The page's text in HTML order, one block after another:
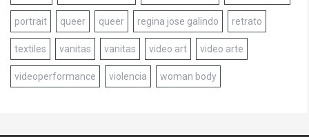
portrait queer queer regina jose galindo retrato
textiles vanitas vanitas video art video arte
videoperformance violencia woman body